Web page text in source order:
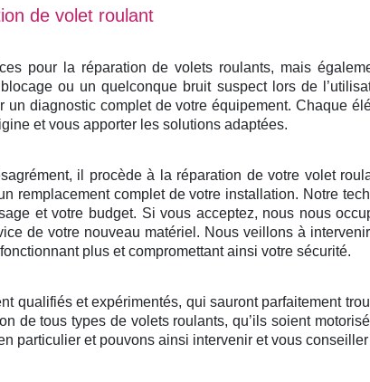
de volet roulant
pour la réparation de volets roulants, mais
ou un quelconque bruit suspect lors de
diagnostic complet de votre équipement. Chaque
et vous apporter les solutions adaptées.
il procède à la réparation de votre volet
remplacement complet de votre installation. Notre
et votre budget. Si vous acceptez, nous nous
de votre nouveau matériel. Nous veillons à
plus et compromettant ainsi votre sécurité.
qualifiés et expérimentés, qui sauront parfaitement
de tous types de volets roulants, qu’ils soient
particulier et pouvons ainsi intervenir et vous